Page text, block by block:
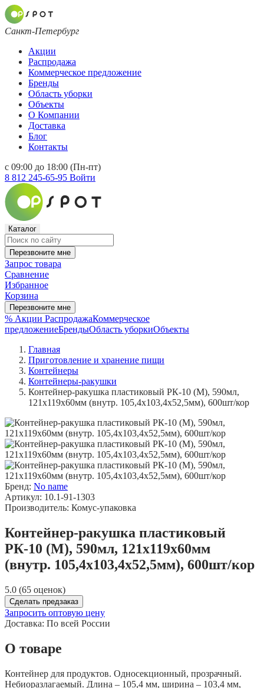
Санкт-Петербург
Акции
Распродажа
Коммерческое предложение
Бренды
Область уборки
Объекты
О Компании
Доставка
Блог
Контакты
с 09:00 до 18:00 (Пн-пт)
8 812 245-65-95 Войти
Каталог
Перезвоните мне
Запрос товара
Сравнение
Избранное
Корзина
Перезвоните мне
% Акции РаспродажаКоммерческое
предложениеБрендыОбласть уборкиОбъекты
Главная
Приготовление и хранение пищи
Контейнеры
Контейнеры-ракушки
Контейнер-ракушка пластиковый РК-10 (М), 590мл,
121х119х60мм (внутр. 105,4х103,4х52,5мм), 600шт/кор
Бренд: No name
Артикул: 10.1-91-1303
Производитель: Комус-упаковка
Контейнер-ракушка пластиковый
РК-10 (М), 590мл, 121х119х60мм
(внутр. 105,4х103,4х52,5мм), 600шт/кор
5.0 (65 оценок)
Сделать предзаказ
Запросить оптовую цену
Доставка: По всей России
О товаре
Контейнер для продуктов. Односекционный, прозрачный.
Небиоразлагаемый. Длина – 105,4 мм, ширина – 103,4 мм,